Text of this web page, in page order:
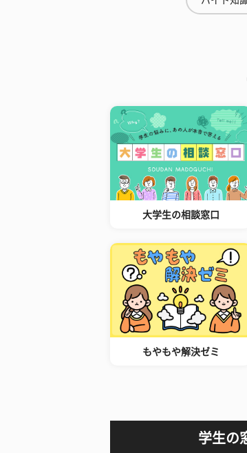
大学生の相談窓口
もやもや解決ゼミ
学生の